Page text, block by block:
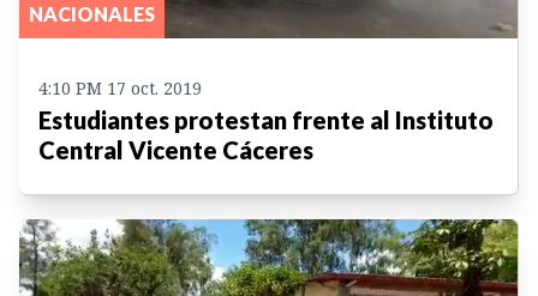
NACIONALES
4:10 PM 17 oct. 2019
Estudiantes protestan frente al Instituto
Central Vicente Cáceres